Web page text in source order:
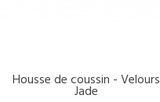
DISPONIBLE
Housse de coussin - Velours
Jade